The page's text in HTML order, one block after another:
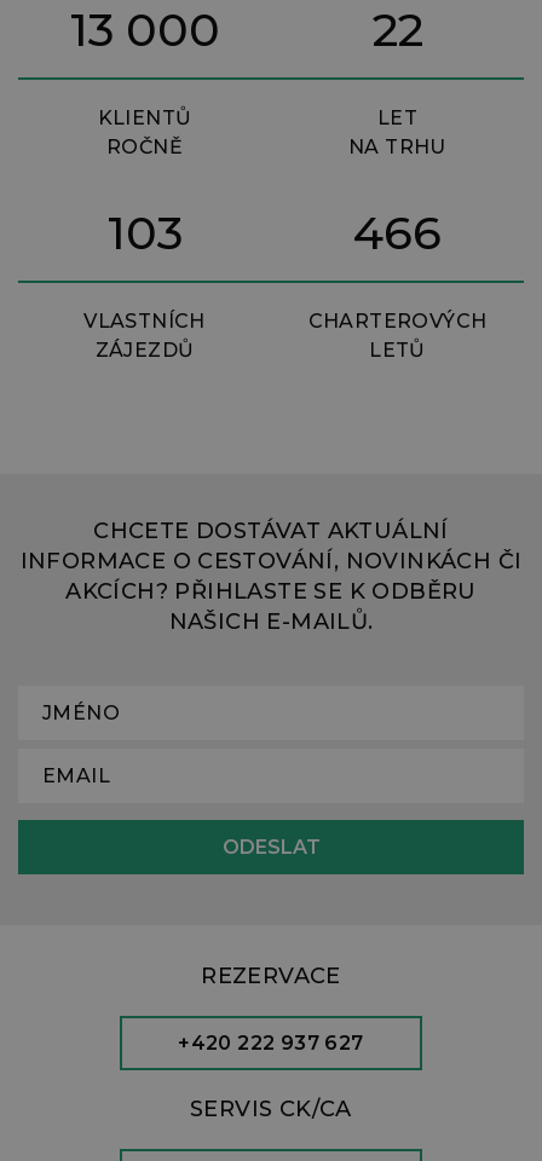
KLIENTŮ
ROČNĚ
13 000
LET
NA TRHU
22
VLASTNÍCH
ZÁJEZDŮ
103
CHARTEROVÝCH
LETŮ
466
CHCETE DOSTÁVAT AKTUÁLNÍ
INFORMACE O CESTOVÁNÍ, NOVINKÁCH ČI
AKCÍCH? PŘIHLASTE SE K ODBĚRU
NAŠICH E-MAILŮ.
REZERVACE
+420 222 937 627
SERVIS CK/CA